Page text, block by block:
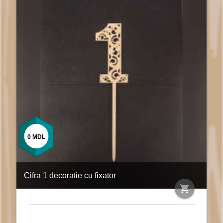
Cifra 1 decoratie cu fixator
shopping_cart
0 MDL